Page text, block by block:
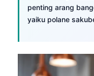
penting arang
yaiku polane